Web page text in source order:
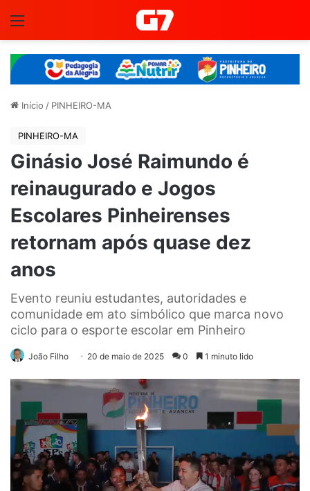
Início / PINHEIRO-MA
PINHEIRO-MA
Ginásio José Raimundo é
reinaugurado e Jogos
Escolares Pinheirenses
retornam após quase dez
anos
Evento reuniu estudantes, autoridades e
comunidade em ato simbólico que marca novo
ciclo para o esporte escolar em Pinheiro
João Filho 20 de maio de 2025 0 1 minuto lido